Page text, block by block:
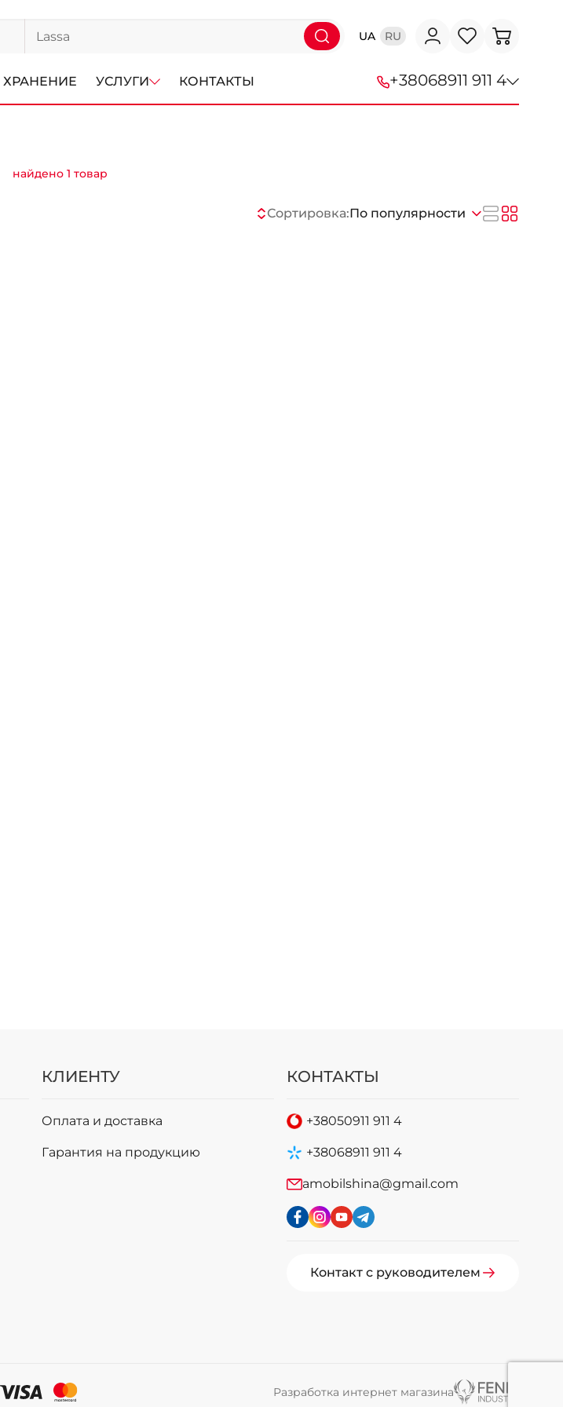
UA RU
ХРАНЕНИЕ УСЛУГИ КОНТАКТЫ +38068911 911 4
+38 (067) 113-44-44
найдено 1 товар
Сортировка:По популярности
КЛИЕНТУ
Оплата и доставка
Гарантия на продукцию
КОНТАКТЫ
+38050911 911 4
+38068911 911 4
amobilshina@gmail.com
Контакт с руководителем
Разработка интернет магазина